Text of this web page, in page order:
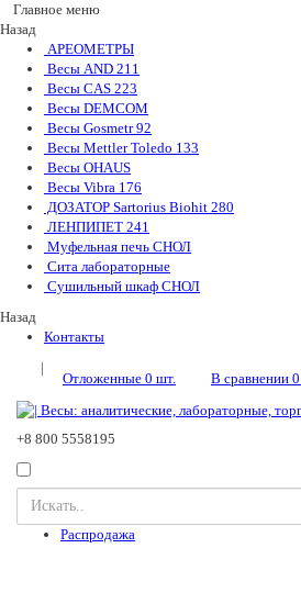
Главное меню
Назад
АРЕОМЕТРЫ
Весы AND 211
Весы CAS 223
Весы DEMCOM
Весы Gosmetr92
Весы Mettler Toledo 133
Весы OHAUS
Весы Vibra 176
ДОЗАТОР Sartorius Biohit 280
ЛЕНПИПЕТ 241
Муфельная печь СНОЛ
Сита лабораторные
Сушильный шкаф СНОЛ
Назад
Контакты
|
Отложенные 0 шт. В сравнении 0
+8 800 5558195
Распродажа